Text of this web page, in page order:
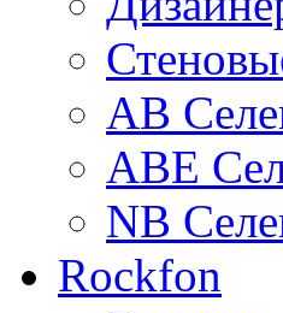
AB
ABE
NB
Rockfon